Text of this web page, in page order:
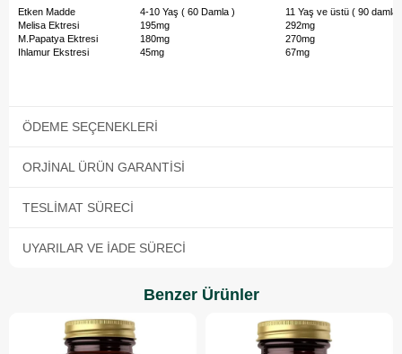
Etken Madde 4-10 Yaş ( 60 Damla )
11 Yaş ve üstü ( 90 damla
Melisa Ektresi
195mg
292mg
M.Papatya Ektresi
180mg
270mg
Ihlamur Ekstresi
45mg 67mg
ÖDEME SEÇENEKLERI
ORJINAL ÜRÜN GARANTISI
TESLIMAT SÜRECI
UYARILAR VE İADE SÜRECI
Benzer Ürünler